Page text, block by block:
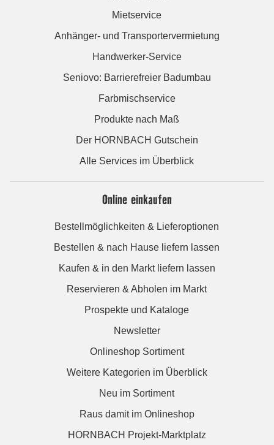
Mietservice
Anhänger- und Transportervermietung
Handwerker-Service
Seniovo: Barrierefreier Badumbau
Farbmischservice
Produkte nach Maß
Der HORNBACH Gutschein
Alle Services im Überblick
Online einkaufen
Bestellmöglichkeiten & Lieferoptionen
Bestellen & nach Hause liefern lassen
Kaufen & in den Markt liefern lassen
Reservieren & Abholen im Markt
Prospekte und Kataloge
Newsletter
Onlineshop Sortiment
Weitere Kategorien im Überblick
Neu im Sortiment
Raus damit im Onlineshop
HORNBACH Projekt-Marktplatz